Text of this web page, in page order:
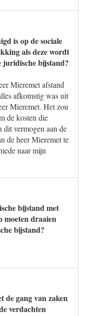
is op de sociale
als deze wordt
juridische bijstand?
Mieremet afstand
afkomstig was uit
Mieremet. Het zou
de kosten die
dit vermogen aan de
de heer Mieremet te
naar mijn
bijstand met
moeten draaien
bijstand?
de gang van zaken
verdachten